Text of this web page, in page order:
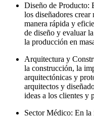
Diseño de Producto:
los diseñadores
manera rápida y
de diseño y evaluar
la producción en
Arquitectura y
la construcción, la
arquitectónicas y
arquitectos y
ideas a los clientes y
Sector Médico: En